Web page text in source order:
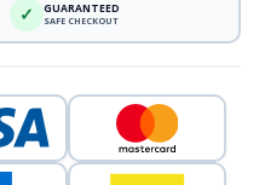
✓ GUARANTEED
SAFE CHECKOUT